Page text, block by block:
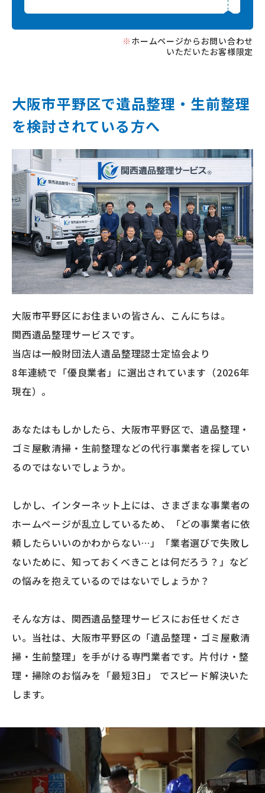
※ ホームページからお問い合わせ
いただいたお客様限定
大阪市平野区で遺品整理‧⽣前整理
を検討されている⽅へ
大阪市平野区にお住まいの皆さん、こんにちは。
関西遺品整理サービスです。
当店は一般財団法人遺品整理認士定協会より
8年連続で「優良業者」に選出されています（2026年
現在）。
あなたはもしかしたら、大阪市平野区で、遺品整理・
ゴミ屋敷清掃・生前整理などの代行事業者を探してい
るのではないでしょうか。
しかし、インターネット上には、さまざまな事業者の
ホームページが乱立しているため、「どの事業者に依
頼したらいいのかわからない…」「業者選びで失敗し
ないために、知っておくべきことは何だろう？」など
の悩みを抱えているのではないでしょうか？
そんな方は、関西遺品整理サービスにお任せくださ
い。当社は、大阪市平野区の「遺品整理・ゴミ屋敷清
掃・生前整理」を手がける専門業者です。片付け・整
理・掃除のお悩みを「最短3日」 でスピード解決いた
します。